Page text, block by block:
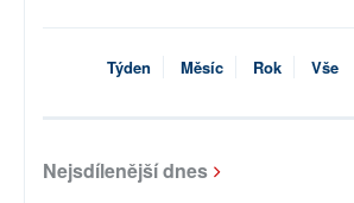
Týden Měsíc Rok Vše
Nejsdílenější dnes